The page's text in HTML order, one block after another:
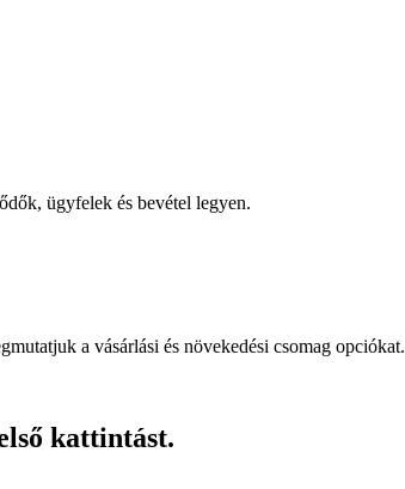
ügyfelek és bevétel legyen.
a vásárlási és növekedési csomag opciókat.
kattintást.